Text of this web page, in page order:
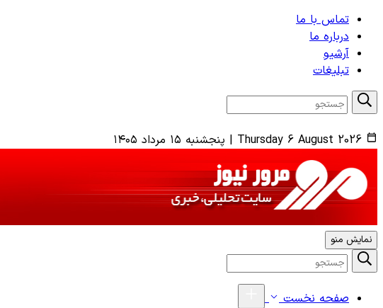
تماس با ما
درباره ما
آرشیو
تبلیغات
Thursday 6 August 2026
| پنجشنبه ۱۵ مرداد ۱۴۰۵
نمایش منو
صفحه نخست